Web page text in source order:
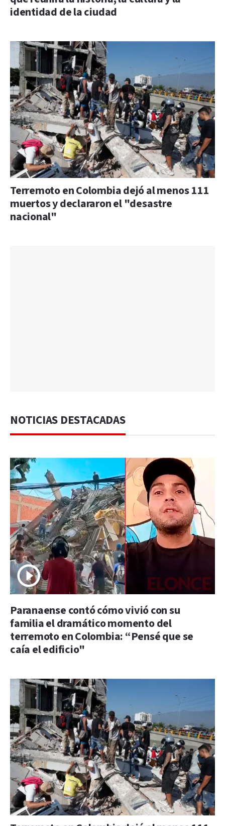
identidad de la ciudad
Terremoto en Colombia dejó al menos 111
muertos y declararon el "desastre
nacional"
NOTICIAS DESTACADAS
Paranaense contó cómo vivió con su
familia el dramático momento del
terremoto en Colombia: “Pensé que se
caía el edificio"